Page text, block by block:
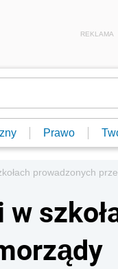
REKLAMA
Prawo
prowadzonych